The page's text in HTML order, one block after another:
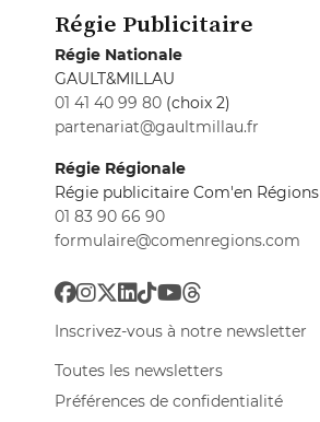
Régie Publicitaire
Régie Nationale
GAULT&MILLAU
01 41 40 99 80 (choix 2)
partenariat@gaultmillau.fr
Régie Régionale
Régie publicitaire Com'en Régions
01 83 90 66 90
formulaire@comenregions.com
Inscrivez-vous à notre newsletter
Toutes les newsletters
Préférences de confidentialité